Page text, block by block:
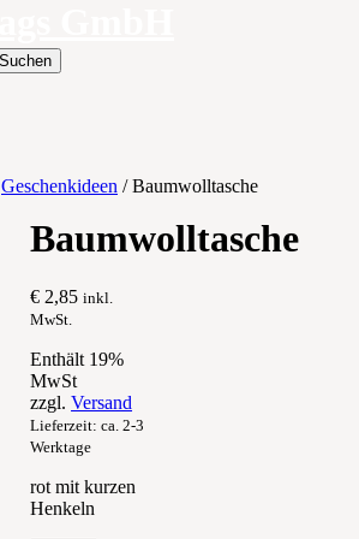
Geschenkideen / Baumwolltasche
Baumwolltasche
€ 2,85 inkl.
MwSt.
Enthält 19%
MwSt
zzgl.Versand
Lieferzeit: ca. 2-3
Werktage
rot mit kurzen
Henkeln